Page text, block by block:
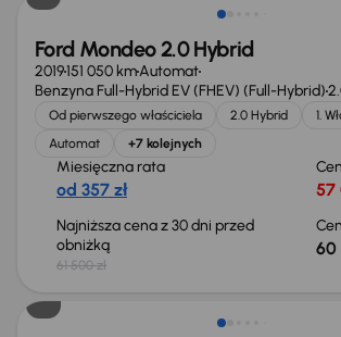
Ford Mondeo 2.0 Hybrid
2019151 050 kmAutomat
Benzyna Full-Hybrid EV (FHEV) (Full-Hybrid)
Od pierwszego właściciela 2.0 Hybrid
1.
Automat
+7 kolejnych
Miesięczna rata
od 357 zł 57
Najniższa cena z 30 dni przed
obniżką
61 500 zł
60